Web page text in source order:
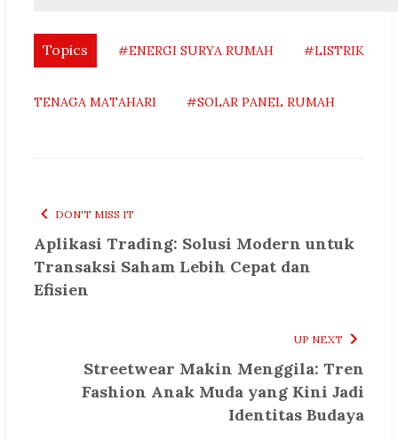
Topics #ENERGI SURYA RUMAH #LISTRIK
TENAGA MATAHARI #SOLAR PANEL RUMAH
DON'T MISS IT
Aplikasi Trading: Solusi Modern untuk
Transaksi Saham Lebih Cepat dan
Efisien
UP NEXT
Streetwear Makin Menggila: Tren
Fashion Anak Muda yang Kini Jadi
Identitas Budaya